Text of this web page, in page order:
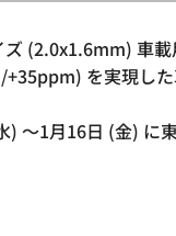
(2.0x1.6mm) 車
を実現した
～1月16日 (金) に